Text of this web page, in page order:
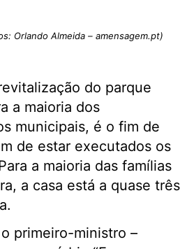
Orlando Almeida – amensagem.pt)
do parque
a maioria dos
municipais, é o fim de
de estar executados os
a maio­ria das famílias
a casa está a quase três
primeiro-ministro –